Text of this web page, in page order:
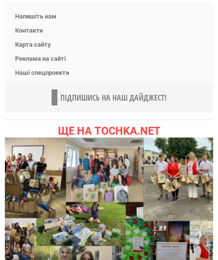
Напишіть нам
Контакти
Карта сайту
Реклама на сайті
Наші спецпроекти
ПІДПИШИСЬ НА НАШ ДАЙДЖЕСТ!
ЩЕ НА TOCHKA.NET